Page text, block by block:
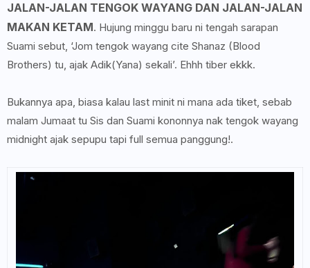
JALAN-JALAN TENGOK WAYANG DAN JALAN-JALAN
MAKAN KETAM. Hujung minggu baru ni tengah sarapan
Suami sebut, ‘Jom tengok wayang cite Shanaz (Blood
Brothers) tu, ajak Adik(Yana) sekali’. Ehhh tiber ekkk.
Bukannya apa, biasa kalau last minit ni mana ada tiket, sebab
malam Jumaat tu Sis dan Suami kononnya nak tengok wayang
midnight ajak sepupu tapi full semua panggung!.